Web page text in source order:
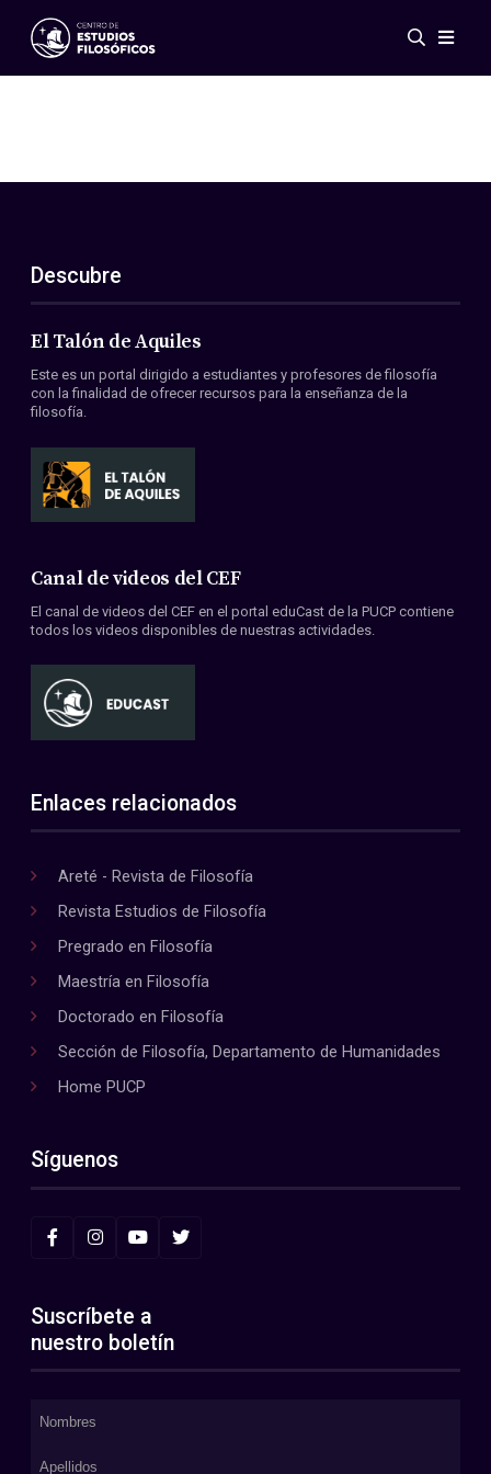
Eventos
ES
EN
Acerca de nosotros
Miembros
Convenios
Descubre
El Talón de Aquiles
Este es un portal dirigido a estudiantes y profesores de filosofía
con la finalidad de ofrecer recursos para la enseñanza de la
filosofía.
Canal de videos del CEF
El canal de videos del CEF en el portal eduCast de la PUCP contiene
todos los videos disponibles de nuestras actividades.
Enlaces relacionados
Areté - Revista de Filosofía
Revista Estudios de Filosofía
Pregrado en Filosofía
Maestría en Filosofía
Doctorado en Filosofía
Sección de Filosofía, Departamento de Humanidades
Home PUCP
Síguenos
Suscríbete a
nuestro boletín